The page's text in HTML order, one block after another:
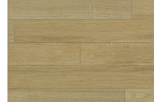
Wymiary parkietów:
11/4mm lub 13/6 mm x 70 mm x 490 mm
Klasa parkietów do wyboru:
Natur, Avantgard lub Standard.